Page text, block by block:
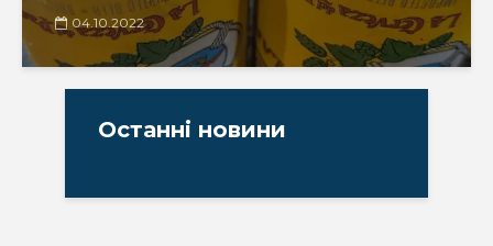
04.10.2022
Останні новини